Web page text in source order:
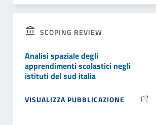
SCOPING REVIEW
Analisi spaziale degli
apprendimenti scolastici negli
istituti del sud italia
VISUALIZZA PUBBLICAZIONE